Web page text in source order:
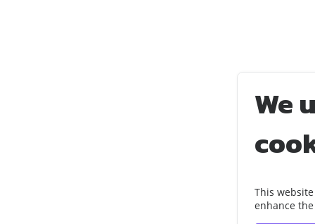
We
This
enhance